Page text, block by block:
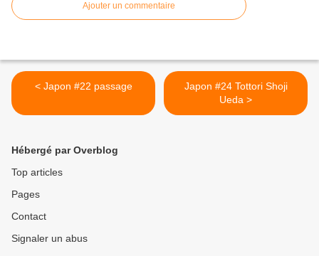
Ajouter un commentaire
< Japon #22 passage
Japon #24 Tottori Shoji
Ueda >
Hébergé par Overblog
Top articles
Pages
Contact
Signaler un abus